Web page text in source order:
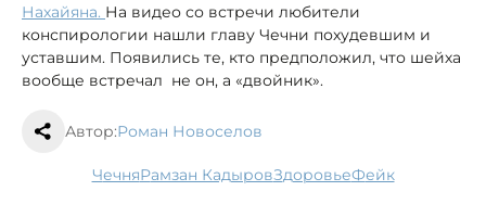
Нахайяна. На видео со встречи любители
конспирологии нашли главу Чечни похудевшим и
уставшим. Появились те, кто предположил, что шейха
вообще встречал не он, а «двойник».
Автор:Роман Новоселов
Чечня Рамзан Кадыров здоровье фейк